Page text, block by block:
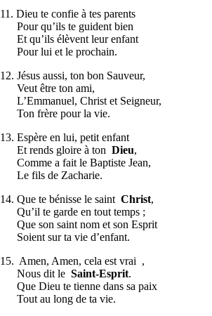
11. Dieu te confie à tes parents
Pour qu’ils te guident bien
Et qu’ils élèvent leur enfant
Pour lui et le prochain.
12. Jésus aussi, ton bon Sauveur,
Veut être ton ami,
L’Emmanuel, Christ et Seigneur,
Ton frère pour la vie.
13. Espère en lui, petit enfant
Et rends gloire à ton Dieu,
Comme a fait le Baptiste Jean,
Le fils de Zacharie.
14. Que te bénisse le saint Christ,
Qu’il te garde en tout temps ;
Que son saint nom et son Esprit
Soient sur ta vie d’enfant.
15. Amen, Amen, cela est vrai ,
Nous dit leSaint-Esprit.
Que Dieu te tienne dans sa paix
Tout au long de ta vie.